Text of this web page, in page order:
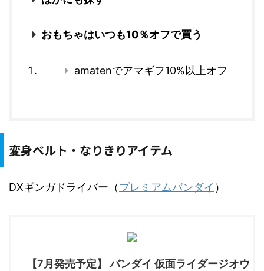
おもちゃはいつも10％オフで買う
amatenでアマギフ10%以上オフ
変身ベルト・なりきりアイテム
DXギンガドライバー（プレミアムバンダイ ）
【7月発売予定】 バンダイ 仮面ライダージオウ